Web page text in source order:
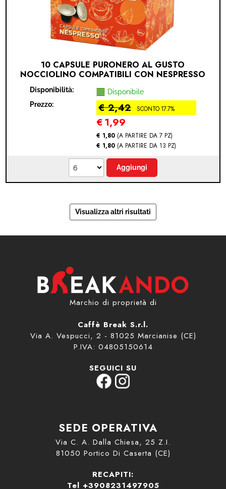
10 CAPSULE PURONERO AL GUSTO
NOCCIOLINO COMPATIBILI CON NESPRESSO
(NESPRESSO® - NOCCIOLA - 10 CAPSULE)
Disponibilità:
Disponibile
Prezzo:
€ 2,42 SCONTO 17.7%
€ 1,99
€ 1,80 (A PARTIRE DA 7 PZ)
€ 1,80 (A PARTIRE DA 13 PZ)
Marchio di proprietà di
Caffè Break S.r.l.
Via A. Vespucci, 2 - 81025 Marcianise (CE)
P.IVA: 04805150614
SEGUICI SU
SEDE OPERATIVA
Via C. A. Dalla Chiesa, 25 Z.I.
81050 Portico Di Caserta (CE)
RECAPITI:
Tel +3908231497905